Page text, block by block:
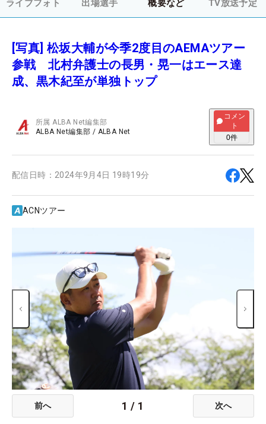
ライブフォト 出場選手 概要など TV放送予定
[写真] 松坂大輔が今季2度目のAEMAツアー
参戦 北村弁護士の長男・晃一はエース達
成、黒木紀至が単独トップ
所属ALBA Net編集部
ALBA Net編集部 / ALBA Net
コメン
ト
0件
配信日時： 2024年9月4日 19時19分
ACNツアー
前へ 1 / 1 次へ